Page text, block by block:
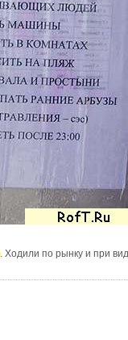
. Ходили по рынку и при